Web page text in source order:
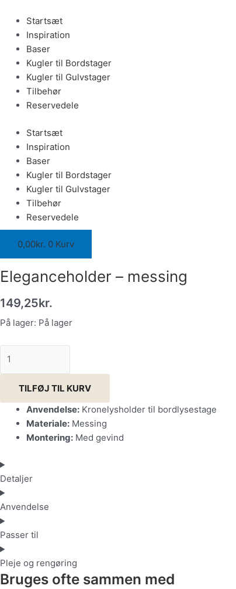
indholdet
Startsæt
Inspiration
Baser
Kugler til Bordstager
Kugler til Gulvstager
Tilbehør
Reservedele
Startsæt
Inspiration
Baser
Kugler til Bordstager
Kugler til Gulvstager
Tilbehør
Reservedele
0,00kr. 0 Kurv
Eleganceholder – messing
149,25kr.
På lager: På lager
messing
antal
TILFØJ TIL KURV
Anvendelse: Kronelysholder til bordlysestage
Materiale: Messing
Montering: Med gevind
Detaljer
Anvendelse
Passer til
Pleje og rengøring
Bruges ofte sammen med